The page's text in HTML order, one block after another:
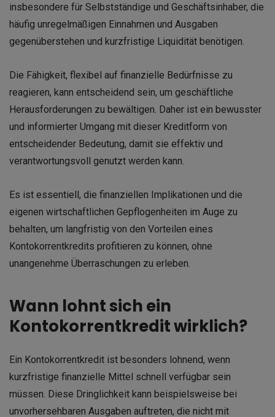
insbesondere für Selbstständige und Geschäftsinhaber, die
häufig unregelmäßigen Einnahmen und Ausgaben
gegenüberstehen und kurzfristige Liquidität benötigen.
Die Fähigkeit, flexibel auf finanzielle Bedürfnisse zu
reagieren, kann entscheidend sein, um geschäftliche
Herausforderungen zu bewältigen. Daher ist ein bewusster
und informierter Umgang mit dieser Kreditform von
entscheidender Bedeutung, damit sie effektiv und
verantwortungsvoll genutzt werden kann.
Es ist essentiell, die finanziellen Implikationen und die
eigenen wirtschaftlichen Gepflogenheiten im Auge zu
behalten, um langfristig von den Vorteilen eines
Kontokorrentkredits profitieren zu können, ohne
unangenehme Überraschungen zu erleben.
Wann lohnt sich ein
Kontokorrentkredit wirklich?
Ein Kontokorrentkredit ist besonders lohnend, wenn
kurzfristige finanzielle Mittel schnell verfügbar sein
müssen. Diese Dringlichkeit kann beispielsweise bei
unvorhersehbaren Ausgaben auftreten, die nicht mit